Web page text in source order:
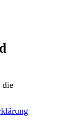
die